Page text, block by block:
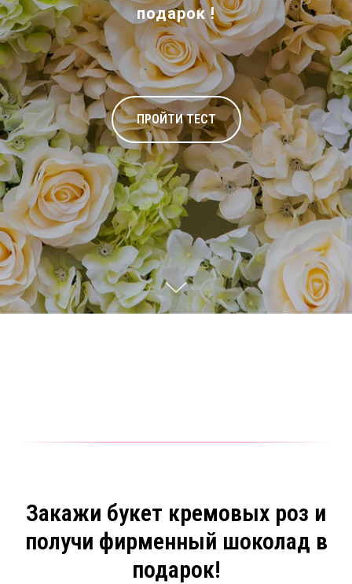
подарок !
ПРОЙТИ ТЕСТ
Закажи букет кремовых роз и
получи фирменный шоколад в
подарок!